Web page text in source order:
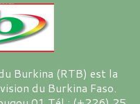
Burkina (RTB) est la
du Burkina Faso.